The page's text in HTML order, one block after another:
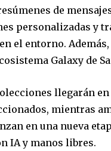
de
personalizadas y
el entorno.
Galaxy de
llegarán en
mientras
en una nueva
IA y manos libres.